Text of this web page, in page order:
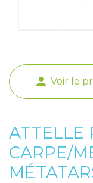
person Voir le
ATTELLE
CARPE/